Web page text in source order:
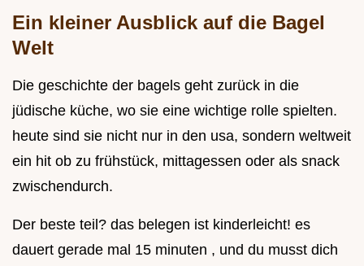
Ein kleiner Ausblick auf die Bagel
Welt
Die geschichte der bagels geht zurück in die
jüdische küche, wo sie eine wichtige rolle spielten.
heute sind sie nicht nur in den usa, sondern weltweit
ein hit ob zu frühstück, mittagessen oder als snack
zwischendurch.
Der beste teil? das belegen ist kinderleicht! es
dauert gerade mal 15 minuten , und du musst dich